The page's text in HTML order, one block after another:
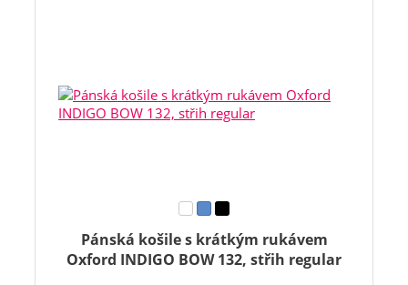
Pánská košile s krátkým rukávem
Oxford INDIGO BOW 132, střih regular